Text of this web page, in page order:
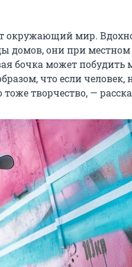
окружающий мир.
домов, они при местном
бочка может побудить
что если человек,
тоже творчество, —